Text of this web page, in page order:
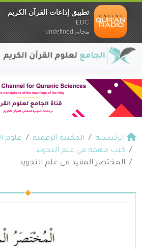
الرئيسية المكتبة الرقمية
علوم
كتب مهمة في علم التجويد
المختصر المفيد فى علم التجويد
تطبيق إذاعات القرآن الكريم
EDC
مجانيundefined